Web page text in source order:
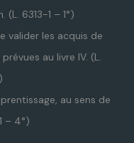
6313-1 – 1°)
valider les acquis de
au livre IV. (L.
au sens de
– 4°)